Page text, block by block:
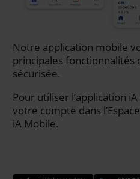
Notre application mobile
principales fonctionnalités
sécurisée.
Pour utiliser l’application
votre compte dans
iA Mobile.